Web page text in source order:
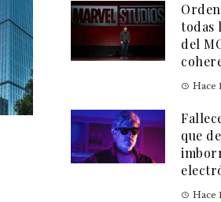
todas
del
Hace
que
Hace